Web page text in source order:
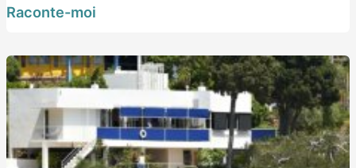
Raconte-moi